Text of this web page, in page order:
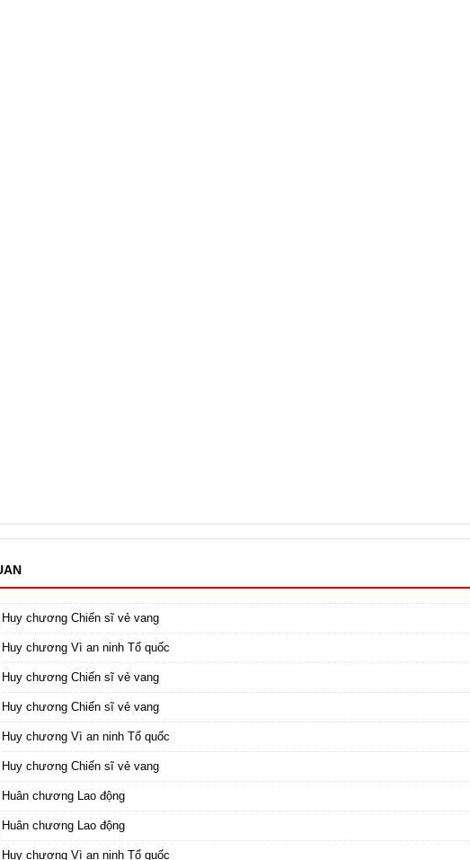
chương Chiến sĩ vẻ vang
chương Vì an ninh Tổ quốc
chương Chiến sĩ vẻ vang
chương Chiến sĩ vẻ vang
chương Vì an ninh Tổ quốc
chương Chiến sĩ vẻ vang
chương Lao động
chương Lao động
chương Vì an ninh Tổ quốc